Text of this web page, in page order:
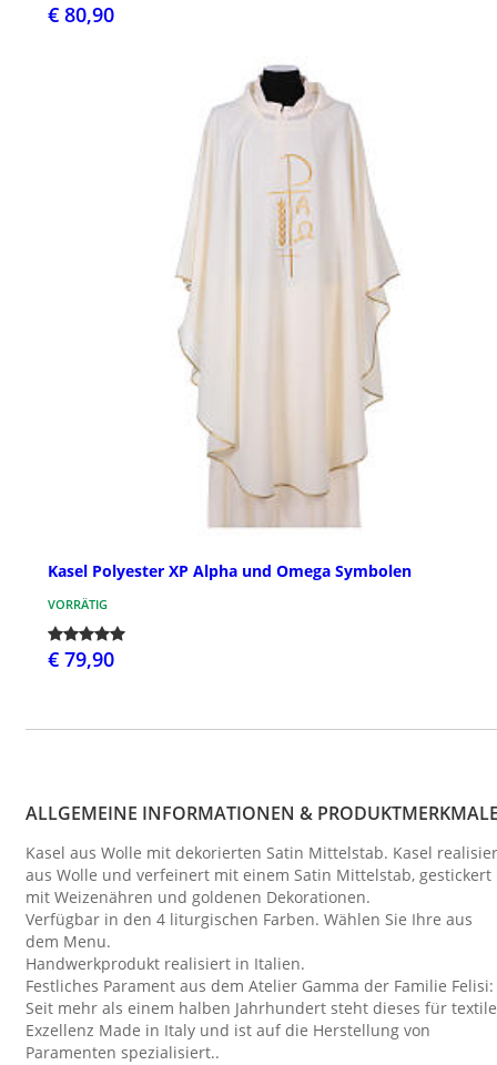
€ 80,90
Kasel Polyester XP Alpha und Omega Symbolen
VORRÄTIG
€ 79,90
ALLGEMEINE INFORMATIONEN &
Kasel aus Wolle mit dekorierten Satin Mittelstab. Kasel
aus Wolle und verfeinert mit einem Satin Mittelstab, gestickert
mit Weizenähren und goldenen Dekorationen.
Verfügbar in den 4 liturgischen Farben. Wählen Sie Ihre aus
dem Menu.
Handwerkprodukt realisiert in Italien.
Festliches Parament aus dem Atelier Gamma der Familie Felisi:
Seit mehr als einem halben Jahrhundert steht dieses für textile
Exzellenz Made in Italy und ist auf die Herstellung von
Paramenten spezialisiert..